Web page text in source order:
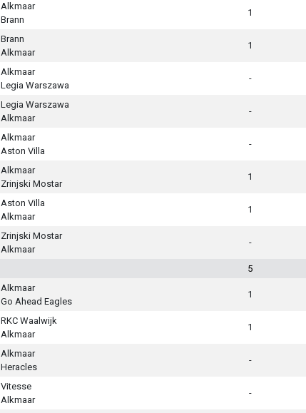
Alkmaar
Brann
1
Brann
Alkmaar
1
Alkmaar
Legia Warszawa
-
Legia Warszawa
Alkmaar
-
Alkmaar
Aston Villa
-
Alkmaar
Zrinjski Mostar
1
Aston Villa
Alkmaar
1
Zrinjski Mostar
Alkmaar
-
5
Alkmaar
Go Ahead Eagles
1
RKC Waalwijk
Alkmaar
1
Alkmaar
Heracles
-
Vitesse
Alkmaar
-